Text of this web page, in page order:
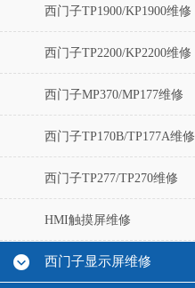
西门子TP1900/KP1900维修
西门子TP2200/KP2200维修
西门子MP370/MP177维修
西门子TP170B/TP177A维修
西门子TP277/TP270维修
HMI触摸屏维修
西门子显示屏维修